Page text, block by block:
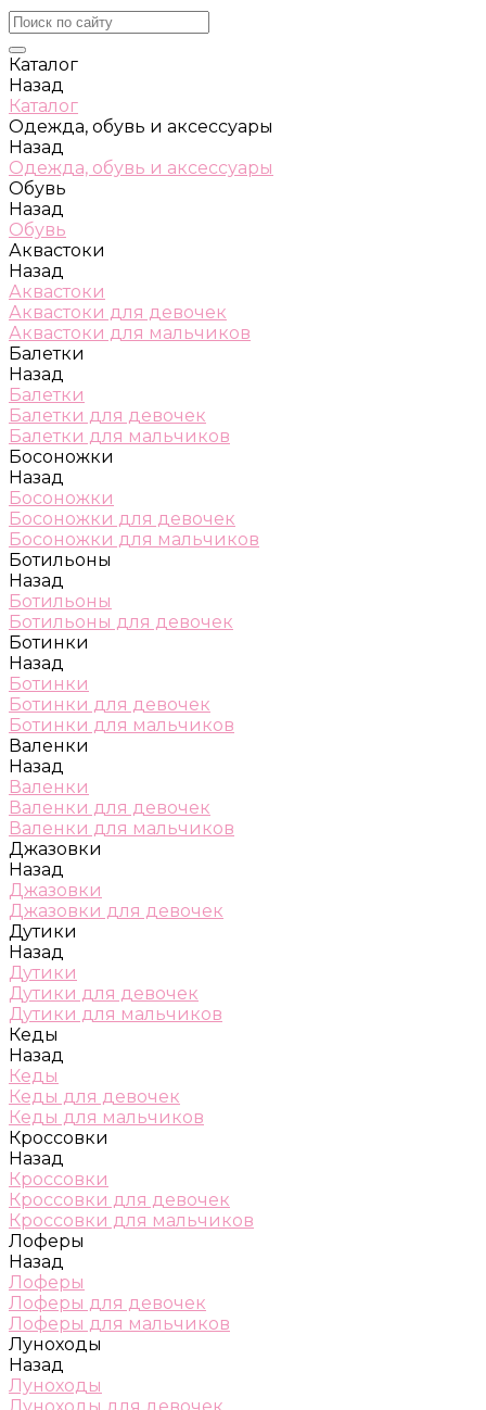
Каталог
Назад
Каталог
Одежда, обувь и аксессуары
Назад
Одежда, обувь и аксессуары
Обувь
Назад
Обувь
Аквастоки
Назад
Аквастоки
Аквастоки для девочек
Аквастоки для мальчиков
Балетки
Назад
Балетки
Балетки для девочек
Балетки для мальчиков
Босоножки
Назад
Босоножки
Босоножки для девочек
Босоножки для мальчиков
Ботильоны
Назад
Ботильоны
Ботильоны для девочек
Ботинки
Назад
Ботинки
Ботинки для девочек
Ботинки для мальчиков
Валенки
Назад
Валенки
Валенки для девочек
Валенки для мальчиков
Джазовки
Назад
Джазовки
Джазовки для девочек
Дутики
Назад
Дутики
Дутики для девочек
Дутики для мальчиков
Кеды
Назад
Кеды
Кеды для девочек
Кеды для мальчиков
Кроссовки
Назад
Кроссовки
Кроссовки для девочек
Кроссовки для мальчиков
Лоферы
Назад
Лоферы
Лоферы для девочек
Лоферы для мальчиков
Луноходы
Назад
Луноходы